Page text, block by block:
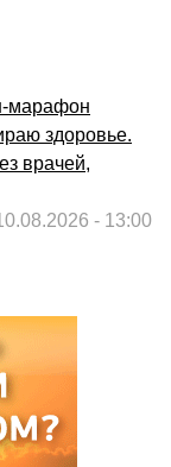
марафон
здоровье.
врачей,
- 13:00